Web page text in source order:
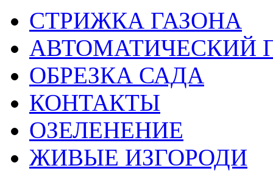
СТРИЖКА ГАЗОНА
АВТОМАТИЧЕСКИЙ
ОБРЕЗКА САДА
КОНТАКТЫ
ОЗЕЛЕНЕНИЕ
ЖИВЫЕ ИЗГОРОДИ